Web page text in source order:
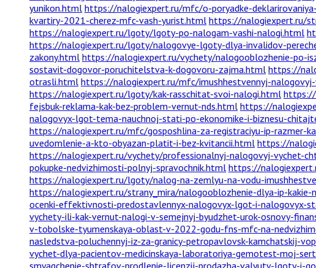
yunikon.html https://nalogiexpert.ru/mfc/o-poryadke-
kvartiry-2021-cherez-mfc-vash-yurist.html https://nalogiexpert.ru/
https://nalogiexpert.ru/lgoty/lgoty-po-nalogam-vashi-nalogi.html
https://nalogiexpert.ru/lgoty/nalogovye-lgoty-dlya-invalidov-
zakony.html https://nalogiexpert.ru/vychety/nalogooblozhenie-po-
sostavit-dogovor-poruchitelstva-k-dogovoru-zajma.html https://
otrasli.html https://nalogiexpert.ru/mfc/imushhestvennyj-
https://nalogiexpert.ru/lgoty/kak-rasschitat-svoi-nalogi.html https://
fejsbuk-reklama-kak-bez-problem-vernut-nds.html https://
nalogovyx-lgot-tema-nauchnoj-stati-po-ekonomike-i-biznesu-
https://nalogiexpert.ru/mfc/gosposhlina-za-registraciyu-ip-razmer-
uvedomlenie-a-kto-obyazan-platit-i-bez-kvitancii.html https://
https://nalogiexpert.ru/vychety/professionalnyj-nalogovyj-vychet-
pokupke-nedvizhimosti-polnyj-spravochnik.html https://
https://nalogiexpert.ru/lgoty/nalog-na-zemlyu-na-vodu-
https://nalogiexpert.ru/strany_mira/nalogooblozhenie-dlya-ip-
ocenki-effektivnosti-predostavlennyx-nalogovyx-lgot-i-nalogovyx-
vychety-ili-kak-vernut-nalogi-v-semejnyj-byudzhet-urok-osnovy-
v-tobolske-tyumenskaya-oblast-v-2022-godu-fns-mfc-na-
nasledstva-poluchennyj-iz-za-granicy-petropavlovsk-kamchatskij-
vychet-dlya-pacientov-medicinskaya-laboratoriya-gemotest-moj-
smyagchenie-shtrafov-prodlenie-licenzij-prodazha-valyuty-lgoty-i-